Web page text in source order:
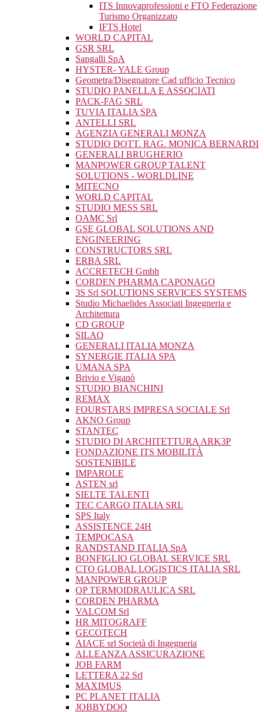
ITS Innovaprofessioni e FTO Federazione
Turismo Organizzato
IFTS Hotel
WORLD CAPITAL
GSR SRL
Sangalli SpA
HYSTER- YALE Group
Geometra/Disegnatore Cad ufficio Tecnico
STUDIO PANELLA E ASSOCIATI
PACK-FAG SRL
TUVIA ITALIA SPA
ANTELLI SRL
AGENZIA GENERALI MONZA
STUDIO DOTT. RAG. MONICA BERNARDI
GENERALI BRUGHERIO
MANPOWER GROUP TALENT
SOLUTIONS - WORLDLINE
MITECNO
WORLD CAPITAL
STUDIO MESS SRL
OAMC Srl
GSE GLOBAL SOLUTIONS AND
ENGINEERING
CONSTRUCTORS SRL
ERBA SRL
ACCRETECH Gmbh
CORDEN PHARMA CAPONAGO
3S Srl SOLUTIONS SERVICES SYSTEMS
Studio Michaelides Associati Ingegneria e
Architettura
CD GROUP
SILAQ
GENERALI ITALIA MONZA
SYNERGIE ITALIA SPA
UMANA SPA
Brivio e Viganò
STUDIO BIANCHINI
REMAX
FOURSTARS IMPRESA SOCIALE Srl
AKNO Group
STANTEC
STUDIO DI ARCHITETTURA ARK3P
FONDAZIONE ITS MOBILITÀ
SOSTENIBILE
IMPAROLE
ASTEN srl
SIELTE TALENTI
TEC CARGO ITALIA SRL
SPS Italy
ASSISTENCE 24H
TEMPOCASA
RANDSTAND ITALIA SpA
BONFIGLIO GLOBAL SERVICE SRL
CTO GLOBAL LOGISTICS ITALIA SRL
MANPOWER GROUP
OP TERMOIDRAULICA SRL
CORDEN PHARMA
VALCOM Srl
HR MITOGRAFF
GECOTECH
AIACE srl Società di Ingegneria
ALLEANZA ASSICURAZIONE
JOB FARM
LETTERA 22 Srl
MAXIMUS
PC PLANET ITALIA
JOBBYDOO